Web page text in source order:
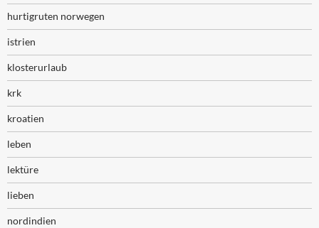
hurtigruten norwegen
istrien
klosterurlaub
krk
kroatien
leben
lektüre
lieben
nordindien